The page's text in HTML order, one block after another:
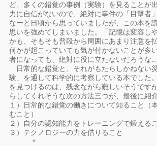
ど、多くの錯覚の事例（実験）を見ることが
力に自信がないので、絶対に事件の「目撃者
なーと日頃から思っていましたが、この本を
思いを強めてしまいました。「記憶は変容し
かも、そもそも普段から周囲にあまり注意を
何かが起こっていても気が付かないことが
者になっても、絶対に役に立たないだろうな
日常的な錯覚と、それがもたらしかねない
験」を通して科学的に考察している本でした
を見つけるのは、残念ながら難しいそうです
らしてくれそうな次の方法三つが、最後に紹
１）日常的な錯覚の働きについて知ること（
むこと）
２）自分の認知能力をトレーニングで鍛える
３）テクノロジーの力を借りること
＊